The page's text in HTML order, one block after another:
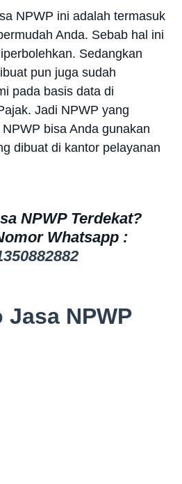
NPWP ini adalah termasuk
Anda. Sebab hal ini
Sedangkan
pun juga sudah
pada basis data di
Jadi NPWP yang
bisa Anda gunakan
dibuat di kantor pelayanan
NPWP Terdekat?
Whatsapp :
NPWP